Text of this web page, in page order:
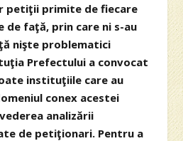
petiţii primite de fiecare
faţă, prin care ni s-au
nişte problematici
Prefectului a convocat
instituţiile care au
conex acestei
analizării
de petiţionari. Pentru a